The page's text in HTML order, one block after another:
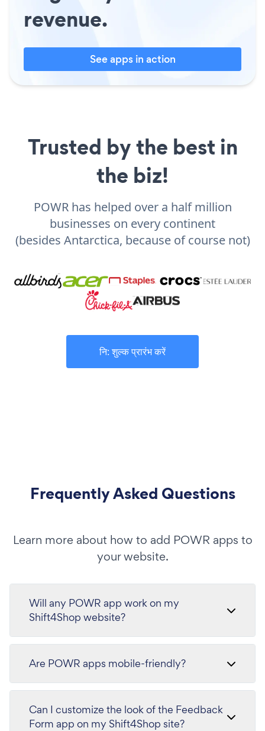
revenue.
See apps in action
Trusted by the best in
the biz!
POWR has helped over a half million
businesses on every continent
(besides Antarctica, because of course not)
नि: शुल्क प्रारंभ करें
Frequently Asked Questions
Learn more about how to add POWR apps to
your website.
Will any POWR app work on my
Shift4Shop website?
Are POWR apps mobile-friendly?
Can I customize the look of the Feedback
Form app on my Shift4Shop site?